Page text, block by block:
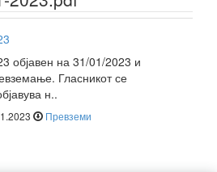
објавен на 31/01/2023 и
Гласникот се
н..
Превземи